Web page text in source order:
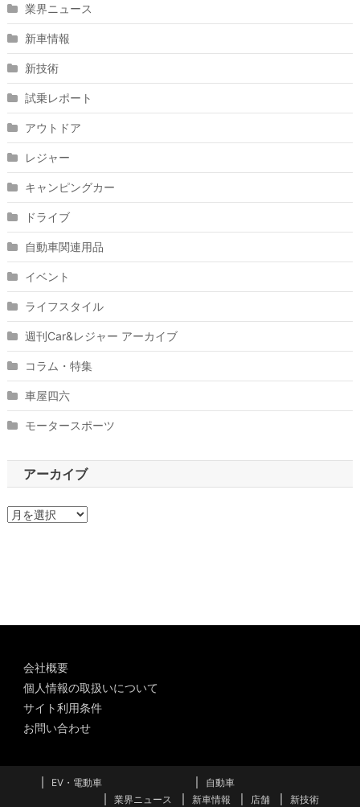
業界ニュース
新車情報
新技術
試乗レポート
アウトドア
レジャー
キャンピングカー
ドライブ
自動車関連用品
イベント
ライフスタイル
週刊Car&レジャー アーカイブ
コラム・特集
車屋四六
モータースポーツ
アーカイブ
ア
会社概要
個人情報の取扱いについて
サイト利用条件
お問い合わせ
EV・電動車
自動車
業界ニュース
新車情報 店舗 新技術